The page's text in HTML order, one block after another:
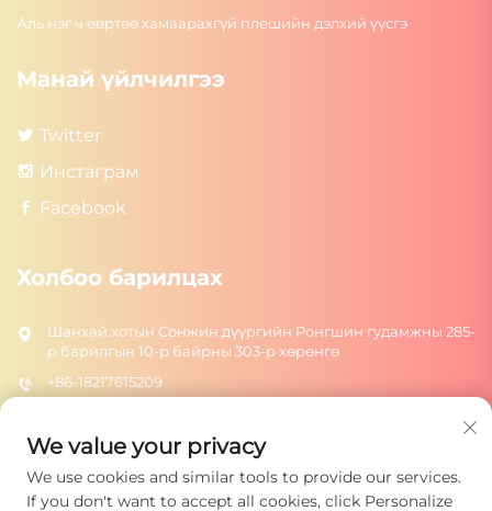
Аль нэг ч өөртөө хамаарахгүй плешийн дэлхий үүсгэ
Манай үйлчилгээ
Twitter
Инстаграм
Facebook
Холбоо барилцах
Шанхай хотын Сонжин дүүргийн Ронгшин гудамжны 285-
р барилгын 10-р байрны 303-р хөрөнгө
+86-18217615209
Илгээх
We value your privacy
We use cookies and similar tools to provide our services.
If you don't want to accept all cookies, click Personalize